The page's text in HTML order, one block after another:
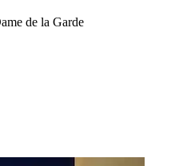
de la Garde